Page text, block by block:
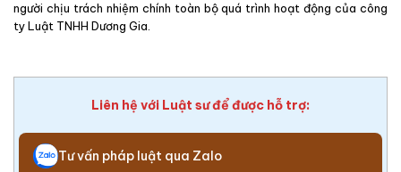
người chịu trách nhiệm chính toàn bộ quá trình hoạt động của công
ty Luật TNHH Dương Gia.
Liên hệ với Luật sư để được hỗ trợ:
Tư vấn pháp luật qua Zalo